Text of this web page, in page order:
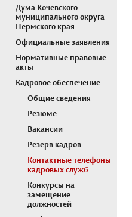
Дума Кочевского
муниципального округа
Пермского края
Официальные заявления
Нормативные правовые
акты
Кадровое обеспечение
Общие сведения
Резюме
Вакансии
Резерв кадров
Контактные телефоны
кадровых служб
Конкурсы на
замещение
должностей